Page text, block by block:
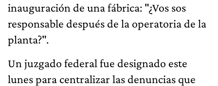
inauguración de una fábrica: "¿Vos sos
responsable después de la operatoria de la
planta?".
Un juzgado federal fue designado este
lunes para centralizar las denuncias que